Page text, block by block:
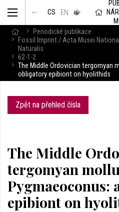
CS EN
v českém
jazyce
Periodické publikace
Fossil Imprint / Acta Musei
Naturalis
62-1-2
The Middle Ordovician tergomyan
obligatory epibiont on hyolithids
Zpět na přehled čísla
The Middle
tergomyan
Pygmaeoconus:
epibiont on